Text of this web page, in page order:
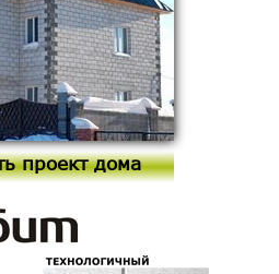
проект дома